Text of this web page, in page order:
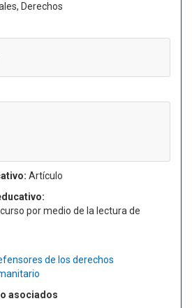
Derechos
Artículo
por medio de la lectura de
de los derechos
asociados